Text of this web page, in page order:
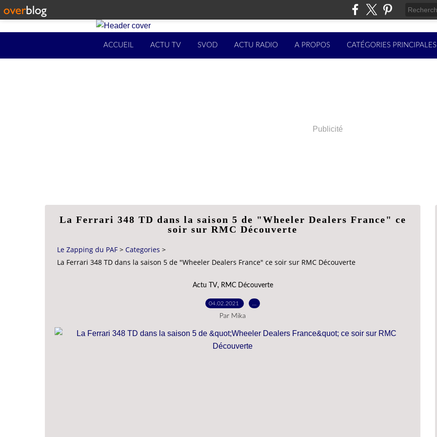
ACCUEIL ACTU TV SVOD ACTU RADIO A PROPOS CATÉGORIES PRINCIPALES
Publicité
La Ferrari 348 TD dans la saison 5 de "Wheeler Dealers France" ce
soir sur RMC Découverte
Le Zapping du PAF > Categories >
La Ferrari 348 TD dans la saison 5 de "Wheeler Dealers France" ce soir sur RMC Découverte
Actu TV, RMC Découverte
04.02.2021
Par Mika